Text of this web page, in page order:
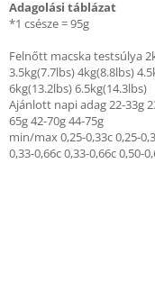
Adagolási táblázat
*1 csésze = 95g
Felnőtt macska testsúlya
3.5kg(7.7lbs) 4kg(8.8lbs)
6kg(13.2lbs) 6.5kg(14.3lbs)
Ajánlott napi adag 22-33g
65g 42-70g 44-75g
min/max 0,25-0,33c 0,25-
0,33-0,66c 0,33-0,66c 0,50-